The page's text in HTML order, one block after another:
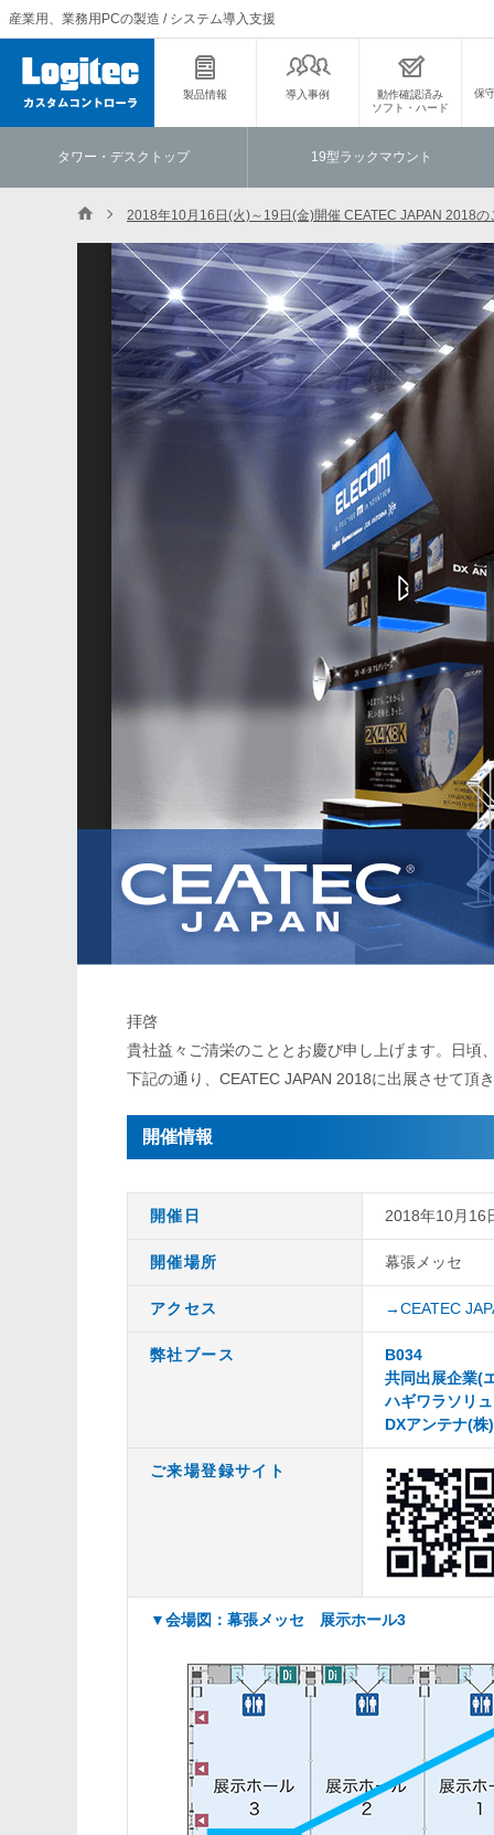
産業用、業務用PCの製造 / システム導入支援
製品情報 導入事例
動作確認済み
ソフト・ハード
保
タワー・デスクトップ 19型ラックマウント
2018年10月16日(火)～19日(金)開催 CEATEC JAPAN 2018の
拝啓
貴社益々ご清栄のこととお慶び申し上げます。日頃
下記の通り、CEATEC JAPAN 2018に出展させて頂
開催情報
開催日 2018年10月16
開催場所 幕張メッセ
アクセス →CEATEC
弊社ブース
B034
共同出展企業(
ハギワラソリ
DXアンテナ(
ご来場登録サイト
▼会場図：幕張メッセ 展示ホール3